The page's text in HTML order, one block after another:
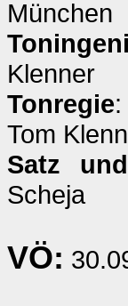
München
Klenner
Tonregie
Tom
Satz
Scheja
VÖ: